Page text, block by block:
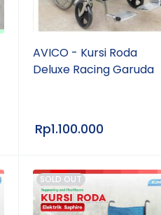
AVICO - Kursi Roda
Deluxe Racing Garuda
Rp1.100.000
SOLD OUT